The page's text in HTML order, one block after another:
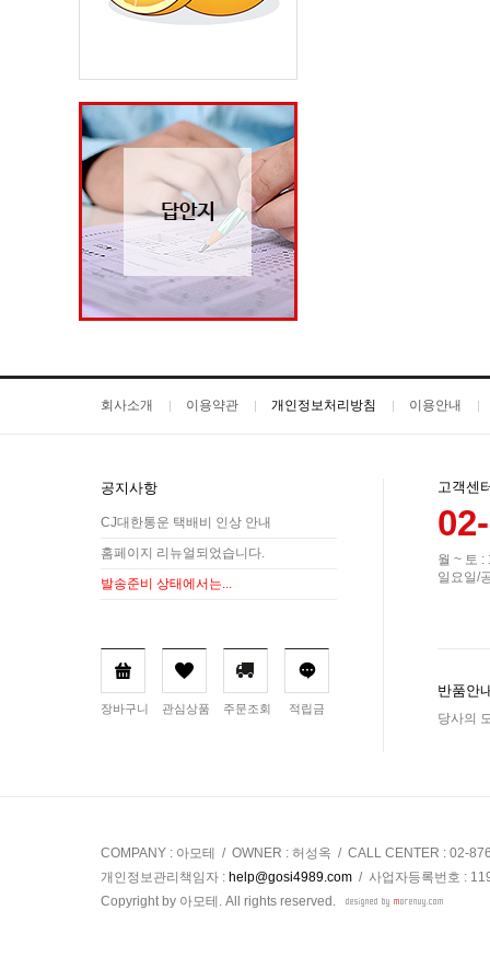
회사소개 이용약관 개인정보처리방침 이용안내
공지사항
CJ대한통운 택배비 인상 안내
홈페이지 리뉴얼되었습니다.
발송준비 상태에서는...
장바구니 관심상품 주문조회 적립금
고객센
월 ~ 토 :
일요일/
반품안
당사의
COMPANY : 아모테 / OWNER : 허성옥 / CALL CENTER : 02-
개인정보관리책임자 : help@gosi4989.com / 사업자등록번호 :
Copyright by 아모테. All rights reserved.